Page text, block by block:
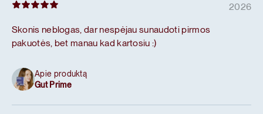
2026
Skonis neblogas, dar nespėjau sunaudoti pirmos
pakuotės, bet manau kad kartosiu :)
Apie produktą
Gut Prime